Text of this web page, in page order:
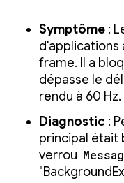
Symptôme :
d'applications
frame. Il a
dépasse le
rendu à 60 Hz.
Diagnostic :
principal était
verrou